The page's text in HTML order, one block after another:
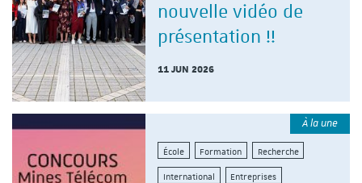
nouvelle vidéo de
présentation !!
11 JUN 2026
À la une
École Formation Recherche
International Entreprises